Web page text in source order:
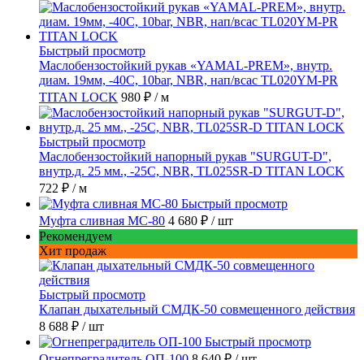
Быстрый просмотр
Маслобензостойкий рукав «YAMAL-PREM», внутр.
диам. 19мм, -40C, 10bar, NBR, нап/всас TL020YM-PR
TITAN LOCK 980 ₽ / м
Быстрый просмотр
Маслобензостойкий напорный рукав "SURGUT-D",
внутр.д. 25 мм., -25C, NBR, TL025SR-D TITAN LOCK
722 ₽ / м
Быстрый просмотр
Муфта сливная МС-80 4 680 ₽ / шт
Рекомендуем
Хит продаж
Быстрый просмотр
Клапан дыхательный СМДК-50 совмещенного действия
8 688 ₽ / шт
Быстрый просмотр